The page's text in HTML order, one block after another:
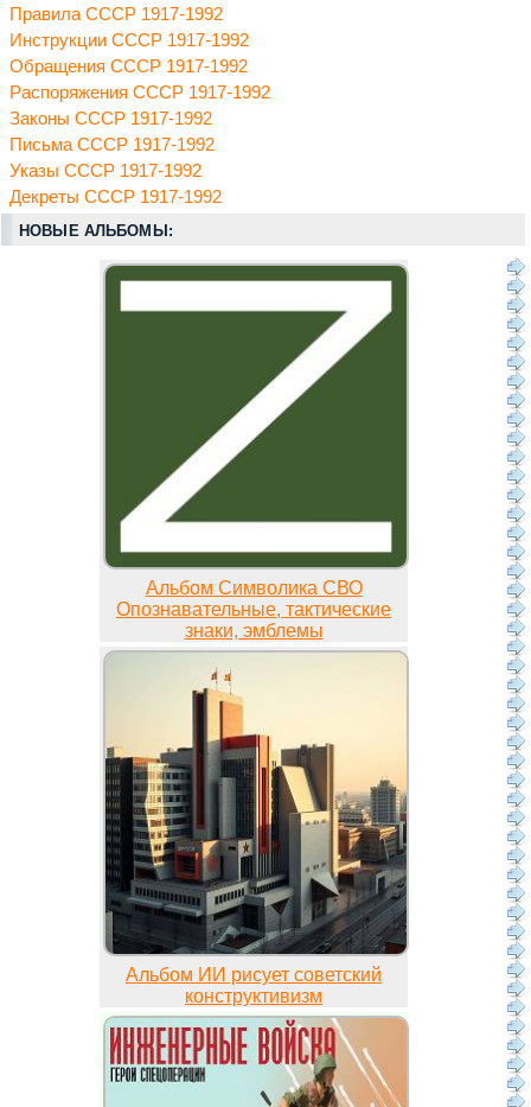
Правила СССР 1917-1992
Инструкции СССР 1917-1992
Обращения СССР 1917-1992
Распоряжения СССР 1917-1992
Законы СССР 1917-1992
Письма СССР 1917-1992
Указы СССР 1917-1992
Декреты СССР 1917-1992
НОВЫЕ АЛЬБОМЫ:
Альбом Символика СВО
Опознавательные, тактические
знаки, эмблемы
Альбом ИИ рисует советский
конструктивизм